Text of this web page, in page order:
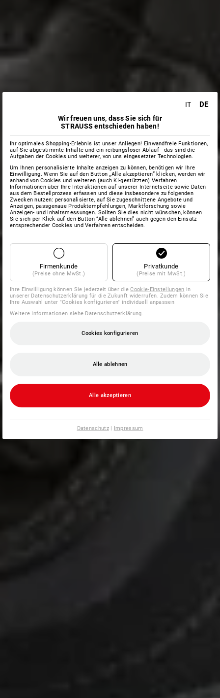
IT DE
Wir freuen uns, dass Sie sich für
STRAUSS entschieden haben!
Ihr optimales Shopping-Erlebnis ist unser Anliegen! Einwandfreie Funktionen,
auf Sie abgestimmte Inhalte und ein reibungsloser Ablauf - das sind die
Aufgaben der Cookies und weiterer, von uns eingesetzter Technologien.
Um Ihnen personalisierte Inhalte anzeigen zu können, benötigen wir Ihre
Einwilligung. Wenn Sie auf den Button „Alle akzeptieren“ klicken, werden wir
anhand von Cookies und weiteren (auch KI-gestützten) Verfahren
Informationen über Ihre Interaktionen auf unserer Internetseite sowie Daten
aus dem Bestellprozess erfassen und diese insbesondere zu folgenden
Zwecken nutzen: personalisierte, auf Sie zugeschnittene Angebote und
Anzeigen, passgenaue Produktempfehlungen, Marktforschung sowie
Anzeigen- und Inhaltsmessungen. Sollten Sie dies nicht wünschen, können
Sie sich per Klick auf den Button “Alle ablehnen” auch gegen den Einsatz
entsprechender Cookies und Verfahren entscheiden.
Firmenkunde
(Preise ohne MwSt.)
Privatkunde
(Preise mit MwSt.)
Ihre Einwilligung können Sie jederzeit über dieCookie-Einstellungen in
unserer Datenschutzerklärung für die Zukunft widerrufen. Zudem können Sie
Ihre Auswahl unter "Cookies konfigurieren" individuell anpassen
Weitere Informationen siehe Datenschutzerklärung.
Cookies konfigurieren
Alle ablehnen
Alle akzeptieren
Datenschutz| Impressum